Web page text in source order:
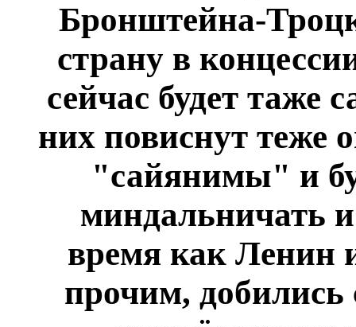
Бронштейна-
страну в
сейчас будет таже
них повиснут теже
"сайянимы" и
миндальничать
время как Ленин
прочим, добились